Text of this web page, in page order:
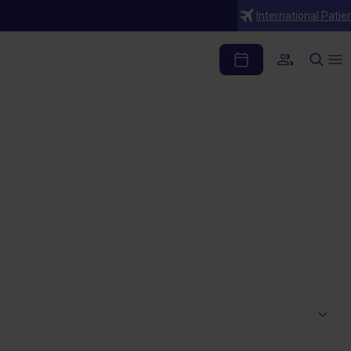
International
son sus